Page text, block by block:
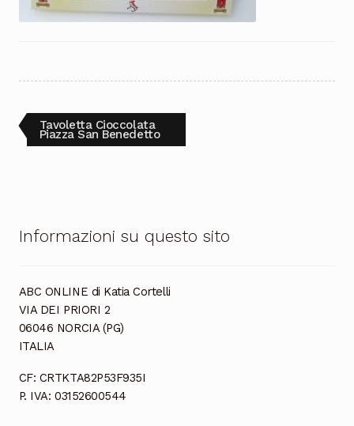
Cioccolata
Navigazione
articoli
Articolo
precedente:
Tavoletta Cioccolata
Piazza San Benedetto
Informazioni su questo sito
ABC ONLINE di Katia Cortelli
VIA DEI PRIORI 2
06046 NORCIA (PG)
ITALIA
CF: CRTKTA82P53F935I
P. IVA: 03152600544